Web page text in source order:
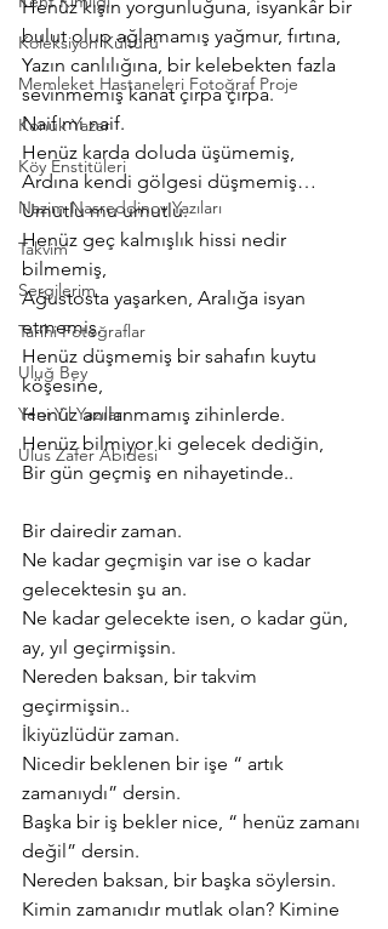
Koleksiyon Kültürü
Memleket Hastaneleri Fotoğraf Proje
Konuk Yazar
Köy Enstitüleri
Nazim Nasreddinov Yazıları
Takvim
Sergilerim
Tarihi Fotoğraflar
Uluğ Bey
Yeni Yıl Yazıları
Ulus Zafer Abidesi
Henüz kışın yorgunluğuna, isyankâr bir
bulut olup ağlamamış yağmur, fırtına,
Yazın canlılığına, bir kelebekten fazla
sevinmemiş kanat çırpa çırpa.
Naif mi naif.
Henüz karda doluda üşümemiş,
Ardına kendi gölgesi düşmemiş…
Umutlu mu umutlu.
Henüz geç kalmışlık hissi nedir
bilmemiş,
Ağustosta yaşarken, Aralığa isyan
etmemiş.
Henüz düşmemiş bir sahafın kuytu
köşesine,
Henüz anılanmamış zihinlerde.
Henüz bilmiyor ki gelecek dediğin,
Bir gün geçmiş en nihayetinde..
Bir dairedir zaman.
Ne kadar geçmişin var ise o kadar
gelecektesin şu an.
Ne kadar gelecekte isen, o kadar gün,
ay, yıl geçirmişsin.
Nereden baksan, bir takvim
geçirmişsin..
İkiyüzlüdür zaman.
Nicedir beklenen bir işe “ artık
zamanıydı” dersin.
Başka bir iş bekler nice, “ henüz zamanı
değil” dersin.
Nereden baksan, bir başka söylersin.
Kimin zamanıdır mutlak olan? Kimine